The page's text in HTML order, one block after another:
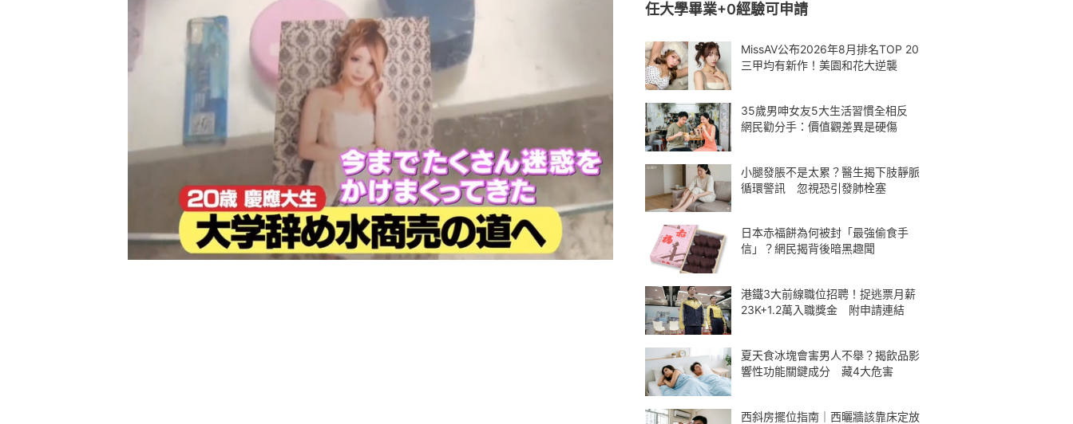
任大學畢業+0經驗可申請
MissAV公布2026年8月排名TOP 20
三甲均有新作！美園和花大逆襲
35歲男呻女友5大生活習慣全相反
網民勸分手：價值觀差異是硬傷
小腿發脹不是太累？醫生揭下肢靜脈
循環警訊 忽視恐引發肺栓塞
日本赤福餅為何被封「最強偷食手
信」？網民揭背後暗黑趣聞
港鐵3大前線職位招聘！捉逃票月薪
23K+1.2萬入職獎金 附申請連結
夏天食冰塊會害男人不舉？揭飲品影
響性功能關鍵成分 藏4大危害
西斜房擺位指南｜西曬牆該靠床定放